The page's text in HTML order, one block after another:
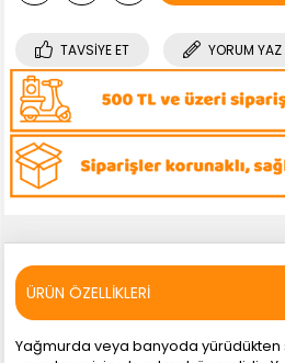
TAVSIYE ET YORUM YAZ
ÜRÜN ÖZELLIKLERI
Yağmurda veya banyoda yürüdükten